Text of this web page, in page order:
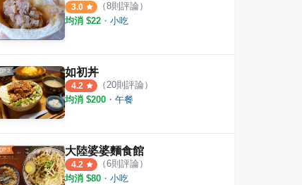
3.0 （8則評論）
均消 $22 ・ 小吃
如初丼
4.2 （20則評論）
均消 $200 ・ 午餐
大陸婆婆麵食館
4.2 （6則評論）
均消 $80 ・ 小吃